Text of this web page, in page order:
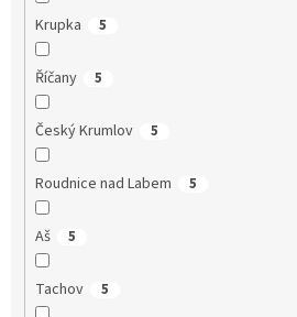
Krupka 5
Říčany 5
Český Krumlov 5
Roudnice nad Labem 5
Aš 5
Tachov 5